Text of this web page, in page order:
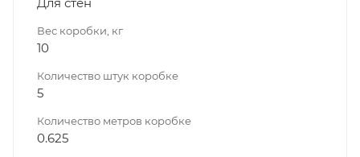
Вес коробки, кг
10
Количество штук коробке
5
Количество метров коробке
0.625